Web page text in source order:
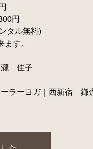
円
タル無料)
す。
瀧 佳子
ーラーヨガ｜西新宿